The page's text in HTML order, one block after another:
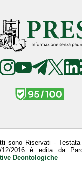
sono Riservati - Testata
12/2016 è edita da
Deontologiche